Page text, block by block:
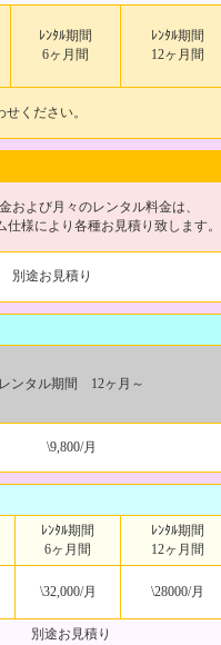
ﾚﾝﾀﾙ期間
6ヶ月間
ﾚﾝﾀﾙ期間
12ヶ月間
ください。
および月々のレンタル料金は、
仕様により各種お見積り致します。
別途お見積り
レンタル期間 12ヶ月～
\9,800/月
ﾚﾝﾀﾙ期間
6ヶ月間
ﾚﾝﾀﾙ期間
12ヶ月間
\32,000/月 \28000/月
別途お見積り